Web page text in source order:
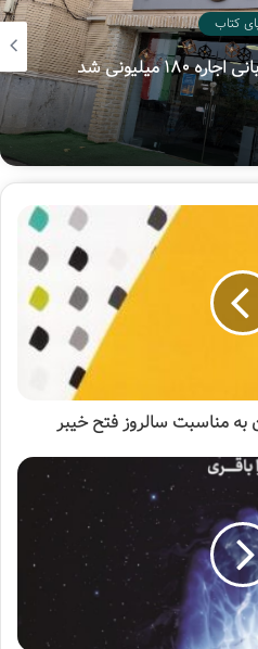
سوره مهر
کتاب
میلیونی شد
به مناسبت سالروز فتح خیبر